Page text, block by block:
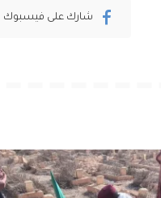
شارك على فيسبوك